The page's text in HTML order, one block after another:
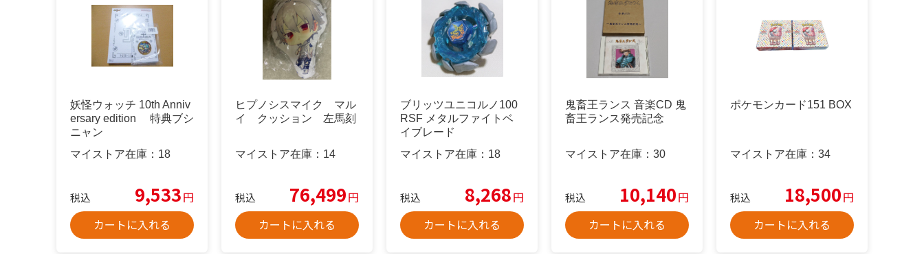
妖怪ウォッチ 10th Anniv
ersary edition 特典ブシ
ニャン
マイストア在庫： 18
税込 9,533円
カートに入れる
ヒプノシスマイク マル
イ クッション 左馬刻
マイストア在庫： 14
税込 76,499円
カートに入れる
ブリッツユニコルノ100
RSF メタルファイトベ
イブレード
マイストア在庫： 18
税込 8,268円
カートに入れる
鬼畜王ランス 音楽CD 鬼
畜王ランス発売記念
マイストア在庫： 30
税込 10,140円
カートに入れる
ポケモンカード151 BOX
マイストア在庫： 34
税込 18,500円
カートに入れる